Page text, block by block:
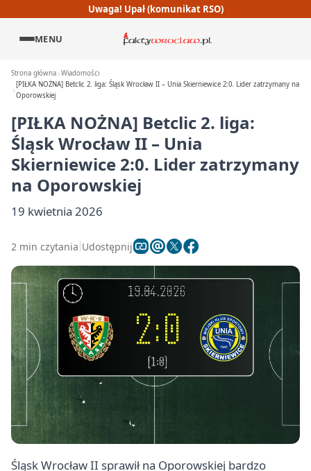
Uwaga! Upał (komunikat RSO)
MENU
Strona główna Wiadomości
[PIŁKA NOŻNA] Betclic 2. liga: Śląsk Wrocław II – Unia Skierniewice 2:0. Lider zatrzymany na
Oporowskiej
[PIŁKA NOŻNA] Betclic 2. liga:
Śląsk Wrocław II – Unia
Skierniewice 2:0. Lider zatrzymany
na Oporowskiej
19 kwietnia 2026
2 min czytania Udostępnij
Śląsk Wrocław II sprawił na Oporowskiej bardzo